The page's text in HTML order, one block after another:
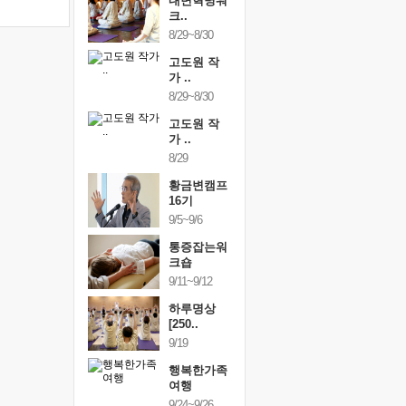
크..
8/29~8/30
고도원 작
가 ..
8/29~8/30
고도원 작
가 ..
8/29
황금변캠프
16기
9/5~9/6
통증잡는워
크숍
9/11~9/12
하루명상
[250..
9/19
행복한가족
여행